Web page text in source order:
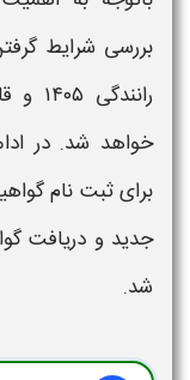
بررسی شرایط
رانندگی ۱۴۰۵
و
خواهد شد. در
برای ثبت نام
جدید و دریافت
شد.